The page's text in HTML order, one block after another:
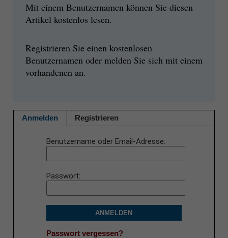
Mit einem Benutzernamen können Sie diesen
Artikel kostenlos lesen.
Registrieren Sie einen kostenlosen
Benutzernamen oder melden Sie sich mit einem
vorhandenen an.
Anmelden Registrieren
Benutzername oder Email-Adresse
Passwort
ANMELDEN
Passwort vergessen?